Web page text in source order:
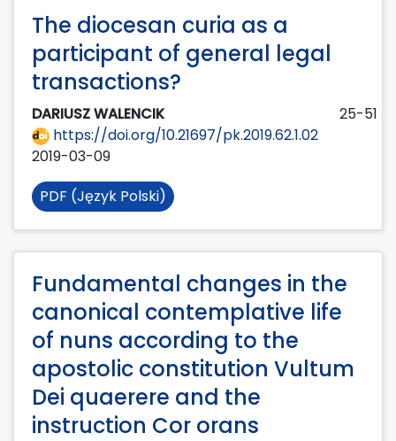
The diocesan curia as a
participant of general legal
transactions?
DARIUSZ WALENCIK
25-51
https://doi.org/10.21697/pk.2019.62.1.02
2019-03-09
PDF (Język Polski)
Fundamental changes in the
canonical contemplative life
of nuns according to the
apostolic constitution Vultum
Dei quaerere and the
instruction Cor orans